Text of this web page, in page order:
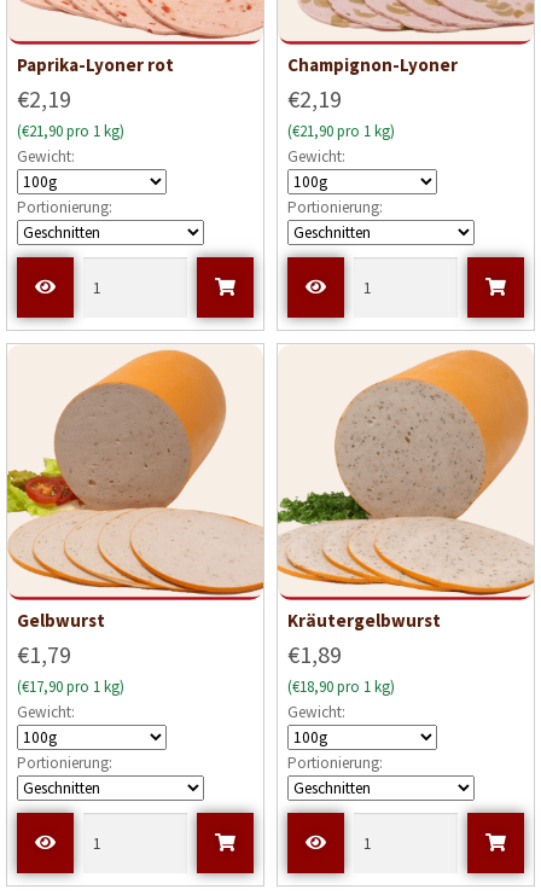
Paprika-Lyoner rot
€2,19
(€21,90 pro 1 kg)
Gewicht:
Portionierung:
Champignon-Lyoner
€2,19
(€21,90 pro 1 kg)
Gewicht:
Portionierung:
Gelbwurst
€1,79
(€17,90 pro 1 kg)
Gewicht:
Portionierung:
Kräutergelbwurst
€1,89
(€18,90 pro 1 kg)
Gewicht:
Portionierung: